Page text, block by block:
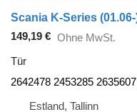
149,19 € Ohne MwSt.
Tür
2642478 2453285 2635607
Estland, Tallinn